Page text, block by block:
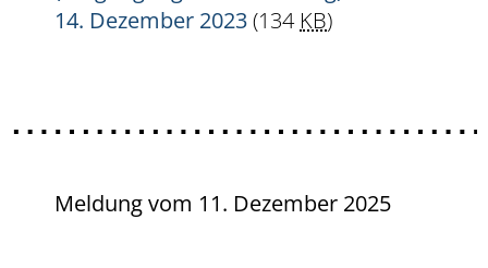
14. Dezember 2023(134 KB)
Meldung vom 11. Dezember 2025